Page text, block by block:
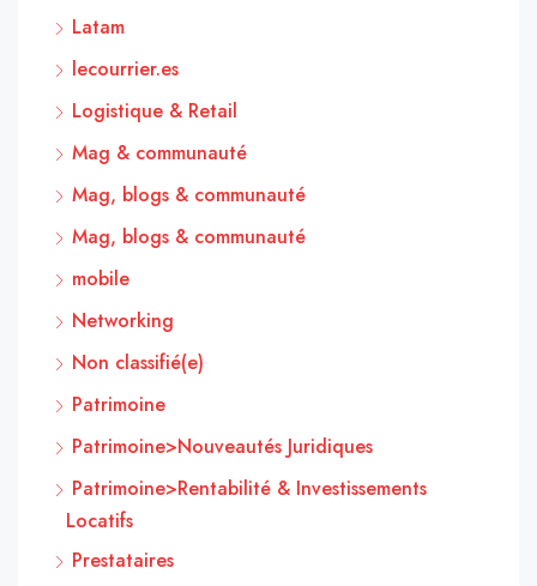
Latam
lecourrier.es
Logistique & Retail
Mag & communauté
Mag, blogs & communauté
Mag, blogs & communauté
mobile
Networking
Non classifié(e)
Patrimoine
Patrimoine>Nouveautés Juridiques
Patrimoine>Rentabilité & Investissements
Locatifs
Prestataires